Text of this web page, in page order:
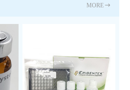
MORE